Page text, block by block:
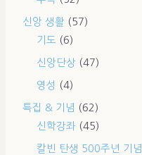
신앙 생활 (57)
기도 (6)
신앙단상 (47)
영성 (4)
특집 & 기념 (62)
신학강좌 (45)
칼빈 탄생 500주년 기념